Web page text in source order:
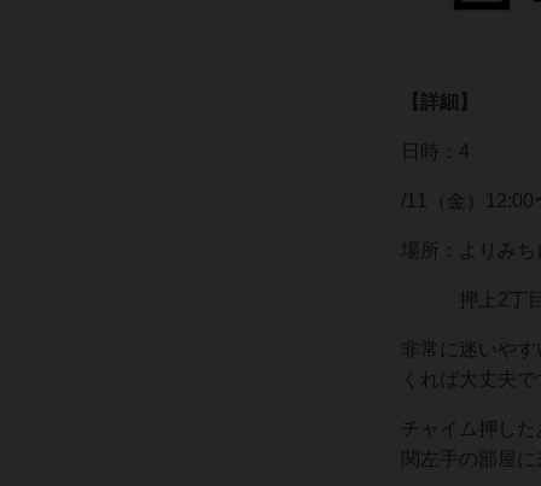
【詳細】
日時：4
/11（金）12:00
場所：よりみ
押上2丁目 押
非常に迷いや
くれば大丈夫
チャイム押し
関左手の部屋